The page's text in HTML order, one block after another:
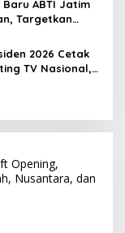
Baru ABTI Jatim
Targetkan
Bola Tangan
2026 Cetak
TV Nasional,
Opening,
Nusantara, dan